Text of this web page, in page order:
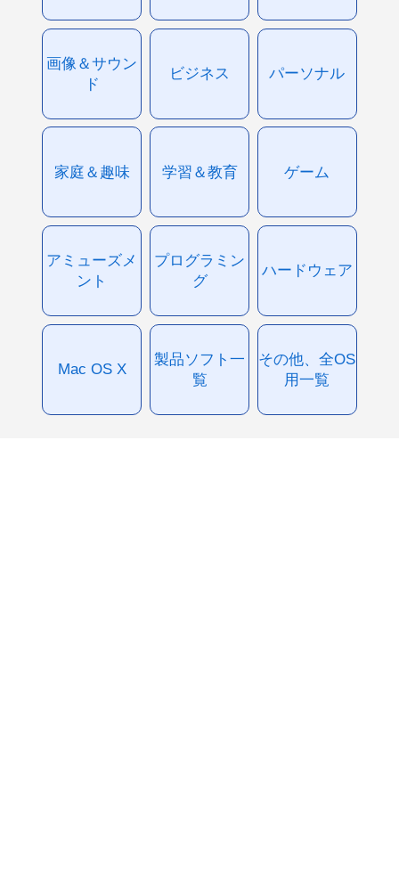
画像＆サウン
ド
ビジネス パーソナル
家庭＆趣味 学習＆教育 ゲーム
アミューズメ
ント
プログラミン
グ
ハードウェア
Mac OS X
製品ソフト一
覧
その他、全OS
用一覧